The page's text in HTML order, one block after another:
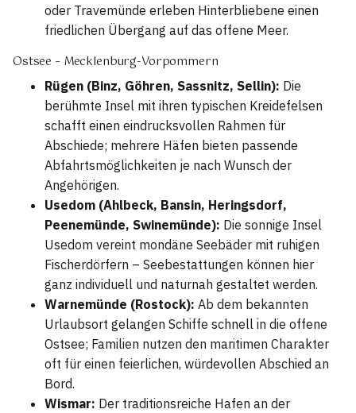
oder Travemünde erleben Hinterbliebene einen
friedlichen Übergang auf das offene Meer.
Ostsee – Mecklenburg-Vorpommern
Rügen (Binz, Göhren, Sassnitz, Sellin): Die
berühmte Insel mit ihren typischen Kreidefelsen
schafft einen eindrucksvollen Rahmen für
Abschiede; mehrere Häfen bieten passende
Abfahrtsmöglichkeiten je nach Wunsch der
Angehörigen.
Usedom (Ahlbeck, Bansin, Heringsdorf,
Peenemünde, Swinemünde): Die sonnige Insel
Usedom vereint mondäne Seebäder mit ruhigen
Fischerdörfern – Seebestattungen können hier
ganz individuell und naturnah gestaltet werden.
Warnemünde (Rostock): Ab dem bekannten
Urlaubsort gelangen Schiffe schnell in die offene
Ostsee; Familien nutzen den maritimen Charakter
oft für einen feierlichen, würdevollen Abschied an
Bord.
Wismar: Der traditionsreiche Hafen an der